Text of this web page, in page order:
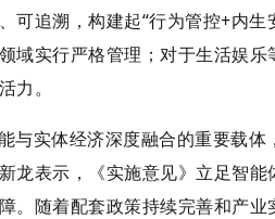
可追溯，构建起“行为管控+内
域实行严格管理；对于生活娱
力。
与实体经济深度融合的重要载
龙表示，《实施意见》立足智
。随着配套政策持续完善和产